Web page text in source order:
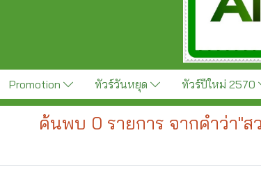
Promotion ทัวร์วันหยุด ทัวร์ปีใหม่ 2570
ค้นพบ 0 รายการ จากคำว่า"